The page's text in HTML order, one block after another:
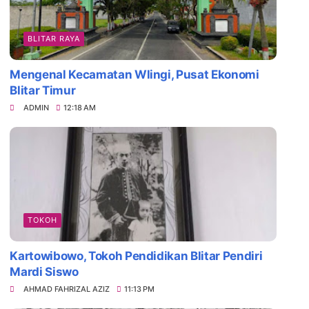
BLITAR RAYA
Mengenal Kecamatan Wlingi, Pusat Ekonomi
Blitar Timur
ADMIN 12:18 AM
TOKOH
Kartowibowo, Tokoh Pendidikan Blitar Pendiri
Mardi Siswo
AHMAD FAHRIZAL AZIZ 11:13 PM